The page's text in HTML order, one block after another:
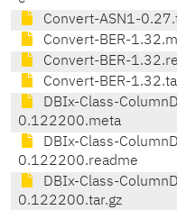
Convert-ASN1-
Convert-BER-
Convert-BER-
Convert-BER-
DBIx-Class-
0.122200.meta
DBIx-Class-
0.122200.readme
DBIx-Class-
0.122200.tar.gz